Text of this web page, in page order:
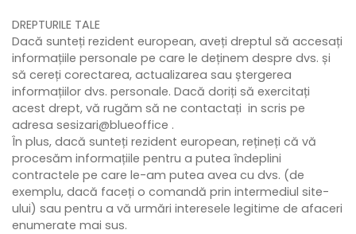
DREPTURILE TALE
Dacă sunteți rezident european, aveți dreptul să accesați
informațiile personale pe care le deținem despre dvs. și
să cereți corectarea, actualizarea sau ștergerea
informațiilor dvs. personale. Dacă doriți să exercitați
acest drept, vă rugăm să ne contactați in scris pe
adresa sesizari@blueoffice .
În plus, dacă sunteți rezident european, rețineți că vă
procesăm informațiile pentru a putea îndeplini
contractele pe care le-am putea avea cu dvs. (de
exemplu, dacă faceți o comandă prin intermediul site-
ului) sau pentru a vă urmări interesele legitime de afaceri
enumerate mai sus.